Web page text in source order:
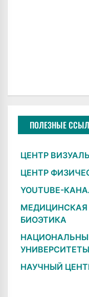
ПОЛЕЗНЫЕ
ЦЕНТР
ЦЕНТР
YOUTUBE-
МЕДИЦИНСКАЯ
БИОЭТИКА
НАУЧНЫЙ